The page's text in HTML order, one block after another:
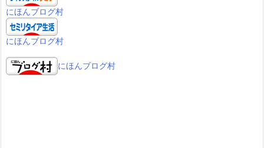
にほんブログ村
にほんブログ村
にほんブログ村